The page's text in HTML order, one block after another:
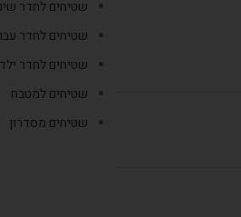
שטיחים לחדר
שטיחים לחדר
שטיחים לחדר
שטיחים למטבח
שטיחים מסדרון